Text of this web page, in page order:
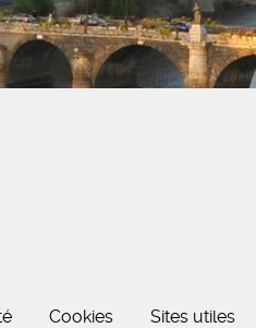
Cookies
Sites utiles